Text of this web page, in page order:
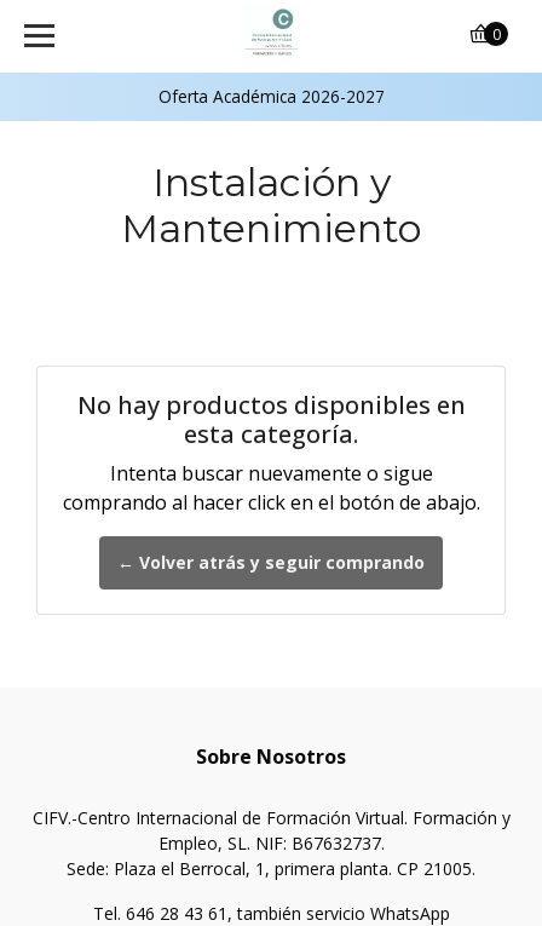
Oferta Académica 2026-2027
0
Instalación y
Mantenimiento
No hay productos disponibles en
esta categoría.
Intenta buscar nuevamente o sigue
comprando al hacer click en el botón de abajo.
← Volver atrás y seguir comprando
Sobre Nosotros
CIFV.-Centro Internacional de Formación Virtual. Formación y
Empleo, SL. NIF: B67632737.
Sede: Plaza el Berrocal, 1, primera planta. CP 21005.
Tel. 646 28 43 61, también servicio WhatsApp